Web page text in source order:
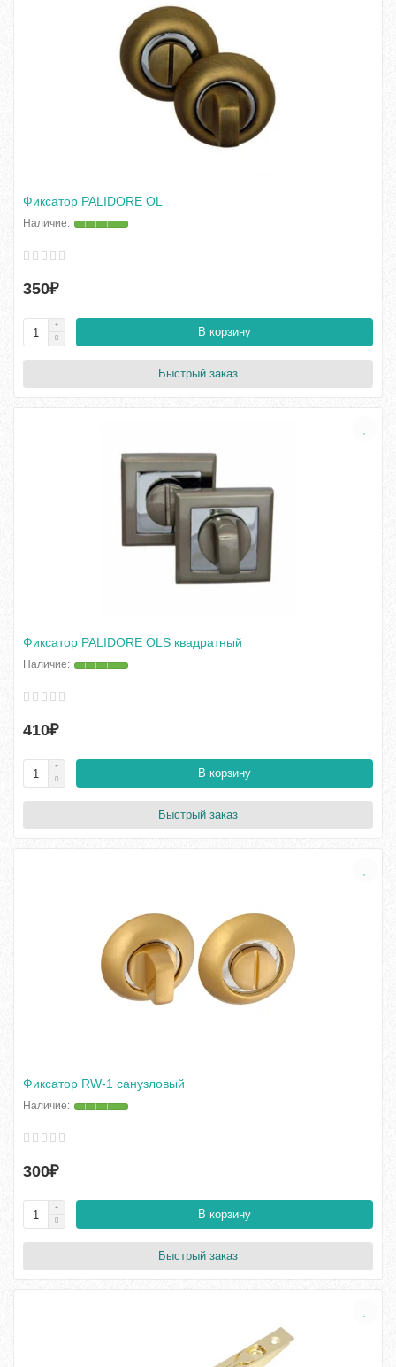
Фиксатор PALIDORE OL
350₽
В корзину
Быстрый заказ
Фиксатор PALIDORE OLS квадратный
410₽
В корзину
Быстрый заказ
Фиксатор RW-1 санузловый
300₽
В корзину
Быстрый заказ